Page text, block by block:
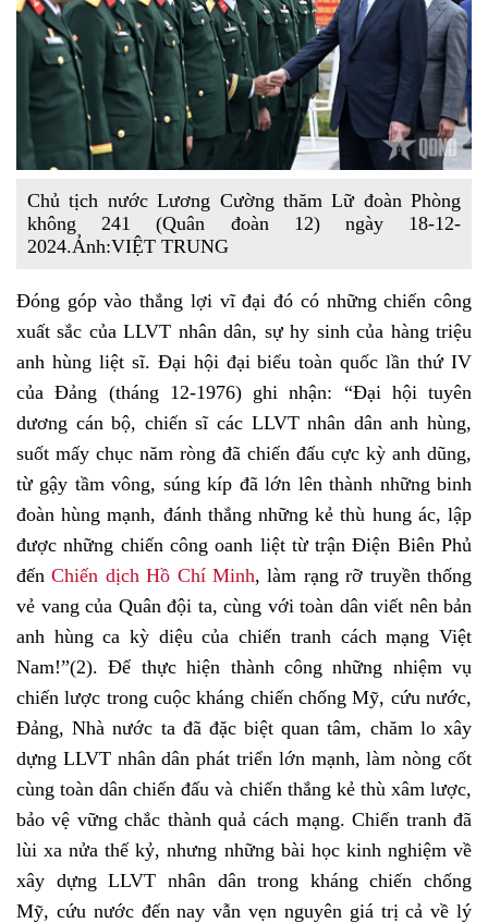
Chủ tịch nước Lương Cường thăm Lữ đoàn Phòng
không 241 (Quân đoàn 12) ngày 18-12-
2024.Ảnh:VIỆT TRUNG
Đóng góp vào thắng lợi vĩ đại đó có những chiến công
xuất sắc của LLVT nhân dân, sự hy sinh của hàng triệu
anh hùng liệt sĩ. Đại hội đại biểu toàn quốc lần thứ IV
của Đảng (tháng 12-1976) ghi nhận: “Đại hội tuyên
dương cán bộ, chiến sĩ các LLVT nhân dân anh hùng,
suốt mấy chục năm ròng đã chiến đấu cực kỳ anh dũng,
từ gậy tầm vông, súng kíp đã lớn lên thành những binh
đoàn hùng mạnh, đánh thắng những kẻ thù hung ác, lập
được những chiến công oanh liệt từ trận Điện Biên Phủ
đếnChiến dịch Hồ Chí Minh, làm rạng rỡ truyền thống
vẻ vang của Quân đội ta, cùng với toàn dân viết nên bản
anh hùng ca kỳ diệu của chiến tranh cách mạng Việt
Nam!”(2). Để thực hiện thành công những nhiệm vụ
chiến lược trong cuộc kháng chiến chống Mỹ, cứu nước,
Đảng, Nhà nước ta đã đặc biệt quan tâm, chăm lo xây
dựng LLVT nhân dân phát triển lớn mạnh, làm nòng cốt
cùng toàn dân chiến đấu và chiến thắng kẻ thù xâm lược,
bảo vệ vững chắc thành quả cách mạng. Chiến tranh đã
lùi xa nửa thế kỷ, nhưng những bài học kinh nghiệm về
xây dựng LLVT nhân dân trong kháng chiến chống
Mỹ, cứu nước đến nay vẫn vẹn nguyên giá trị cả về lý